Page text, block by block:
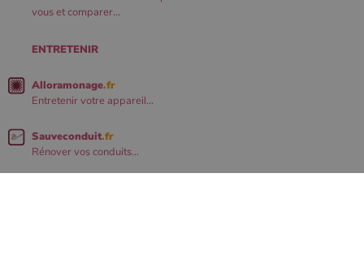
vous et comparer...
ENTRETENIR
Alloramonage.fr
Entretenir votre appareil...
Sauveconduit.fr
Rénover vos conduits...